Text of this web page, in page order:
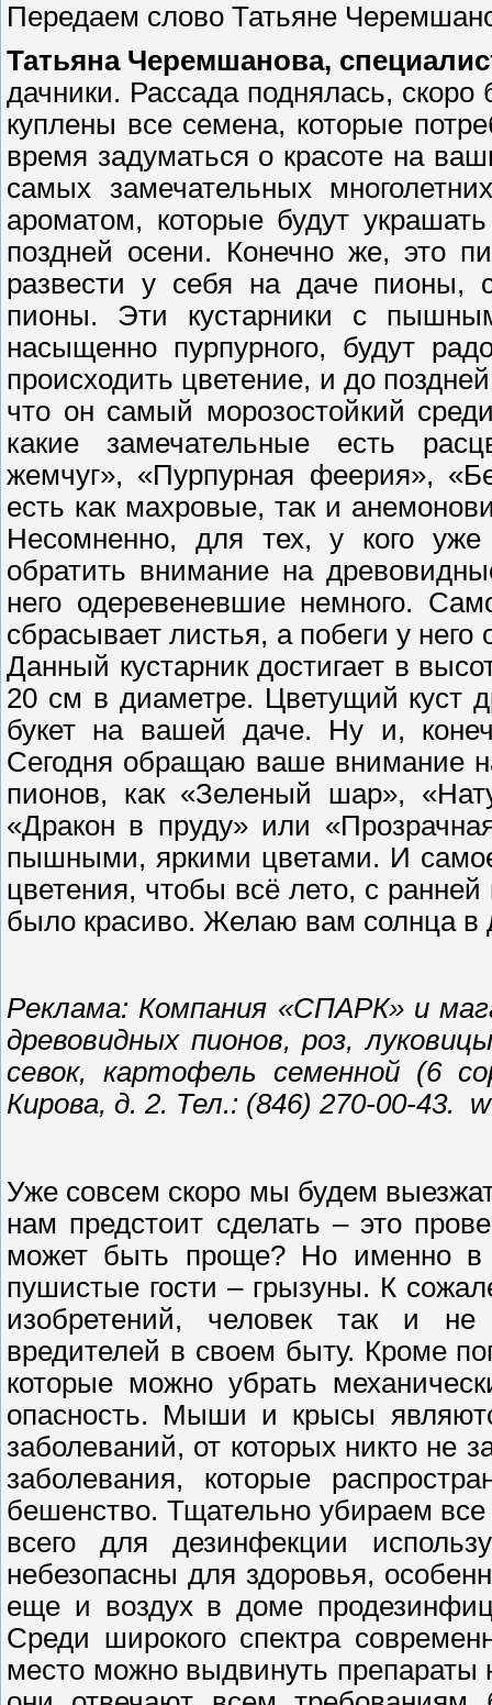
Передаем слово Татьяне
Татьяна Черемшанова,
дачники. Рассада поднялась,
куплены все семена, которые
время задуматься о красоте на
самых замечательных
ароматом, которые будут
поздней осени. Конечно же, это
развести у себя на даче пионы,
пионы. Эти кустарники с
насыщенно пурпурного, будут
происходить цветение, и до
что он самый морозостойкий
какие замечательные есть
жемчуг», «Пурпурная феерия»,
есть как махровые, так и
Несомненно, для тех, у кого
обратить внимание на
него одеревеневшие немного.
сбрасывает листья, а побеги у него
Данный кустарник достигает в
20 см в диаметре. Цветущий куст
букет на вашей даче. Ну и,
Сегодня обращаю ваше внимание
пионов, как «Зеленый шар»,
«Дракон в пруду» или
пышными, яркими цветами. И
цветения, чтобы всё лето, с
было красиво. Желаю вам солнца в
Реклама: Компания «СПАРК» и
древовидных пионов, роз,
севок, картофель семенной (6
Кирова, д. 2. Тел.: (846) 270-00-43.
Уже совсем скоро мы будем
нам предстоит сделать – это
может быть проще? Но именно в
пушистые гости – грызуны. К
изобретений, человек так и
вредителей в своем быту. Кроме
которые можно убрать
опасность. Мыши и крысы
заболеваний, от которых никто не
заболевания, которые
бешенство. Тщательно убираем
всего для дезинфекции
небезопасны для здоровья,
еще и воздух в доме
Среди широкого спектра
место можно выдвинуть препараты